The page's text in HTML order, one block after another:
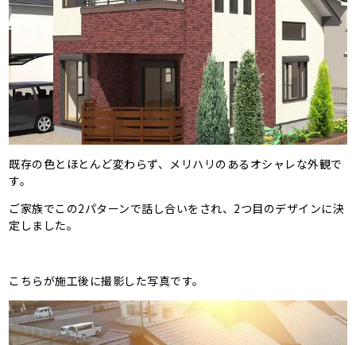
既存の色とほとんど変わらず、メリハリのあるオシャレな外観で
す。
ご家族でこの2パターンで話し合いをされ、2つ目のデザインに決
定しました。
こちらが施工後に撮影した写真です。